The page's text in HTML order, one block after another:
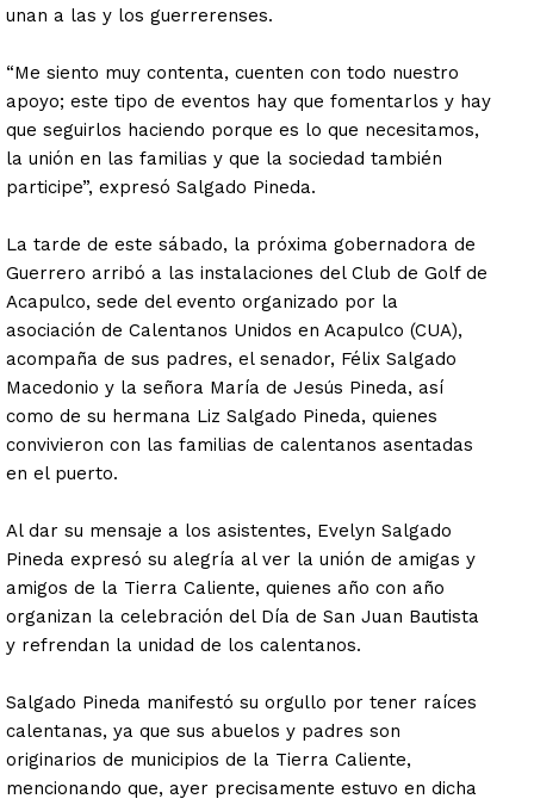
unan a las y los guerrerenses.
“Me siento muy contenta, cuenten con todo nuestro
apoyo; este tipo de eventos hay que fomentarlos y hay
que seguirlos haciendo porque es lo que necesitamos,
la unión en las familias y que la sociedad también
participe”, expresó Salgado Pineda.
La tarde de este sábado, la próxima gobernadora de
Guerrero arribó a las instalaciones del Club de Golf de
Acapulco, sede del evento organizado por la
asociación de Calentanos Unidos en Acapulco (CUA),
acompaña de sus padres, el senador, Félix Salgado
Macedonio y la señora María de Jesús Pineda, así
como de su hermana Liz Salgado Pineda, quienes
convivieron con las familias de calentanos asentadas
en el puerto.
Al dar su mensaje a los asistentes, Evelyn Salgado
Pineda expresó su alegría al ver la unión de amigas y
amigos de la Tierra Caliente, quienes año con año
organizan la celebración del Día de San Juan Bautista
y refrendan la unidad de los calentanos.
Salgado Pineda manifestó su orgullo por tener raíces
calentanas, ya que sus abuelos y padres son
originarios de municipios de la Tierra Caliente,
mencionando que, ayer precisamente estuvo en dicha